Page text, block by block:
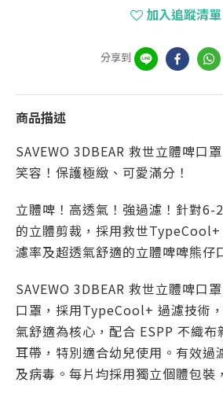
加入追蹤清單
分享到
商品描述
SAVEWO 3DBEAR 救世立體啤口
笑容！保護極緻、可愛滿分！
立體啤！高透氣！強過濾！針對6-
的立體剪裁，採用救世
濾率及超透氣舒適的立體啤啤熊仔
SAVEWO 3DBEAR 救世立體啤口
口罩，採用TypeCool+ 過濾技術
氣舒適為核心，配合 ESPP 不織
耳帶，特別適合幼兒使用。有效過
及病毒。每片均採用獨立個體包裝